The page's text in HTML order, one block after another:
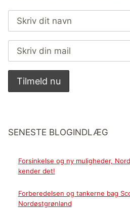
SENESTE BLOGINDLÆG
Forsinkelse og ny muligheder,
kender det!
Forberedelsen og tankerne bag
Nordøstgrønland